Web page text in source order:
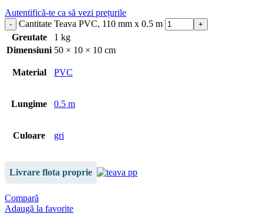
Autentifică-te ca să vezi prețurile
Cantitate Teava PVC, 110 mm x 0.5 m
Greutate
1 kg
Dimensiuni 50 × 10 × 10 cm
Material PVC
Lungime 0.5 m
Culoare gri
Livrare flota proprie
Compară
Adaugă la favorite